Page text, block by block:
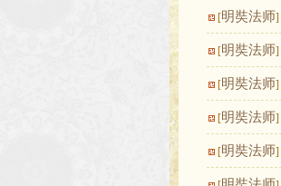
[明奘法师]
[明奘法师]
[明奘法师]
[明奘法师]
[明奘法师]